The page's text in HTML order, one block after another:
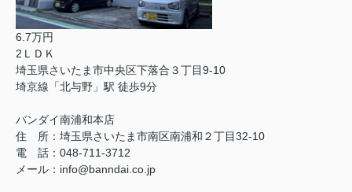
6.7万円
2ＬＤＫ
埼玉県さいたま市中央区下落合３丁目9-10
埼京線「北与野」駅 徒歩9分
バンダイ南浦和本店
住 所：埼玉県さいたま市南区南浦和２丁目32-10
電 話：048-711-3712
メール：info@banndai.co.jp